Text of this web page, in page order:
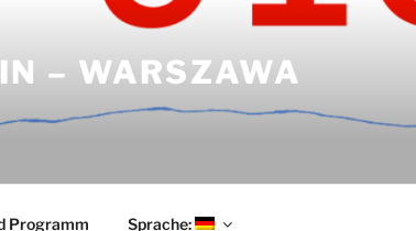
– WARSZAWA
Programm Sprache: